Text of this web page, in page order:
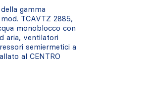
gamma
TCAVTZ 2885,
monoblocco con
aria, ventilatori
semiermetici a
al CENTRO